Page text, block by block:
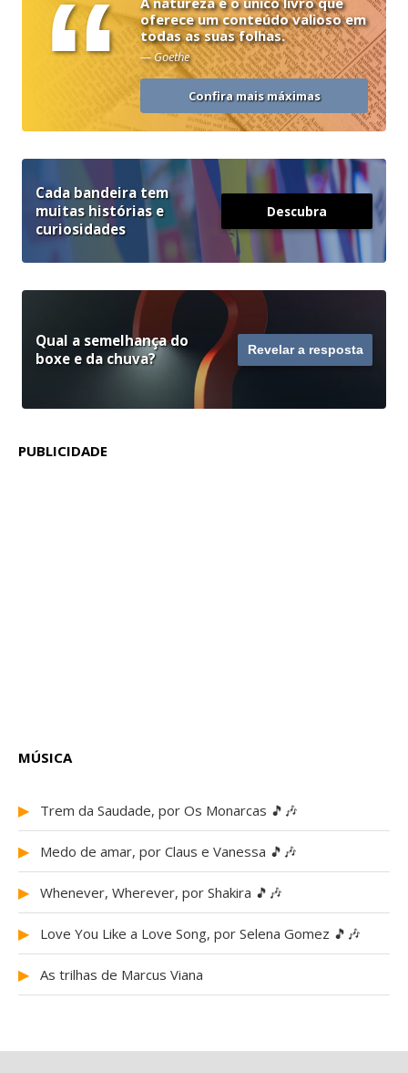
“
oferece um conteúdo valioso em
todas as suas folhas.
— Goethe
Confira mais máximas
Cada bandeira tem
muitas histórias e
curiosidades
Descubra
Qual a semelhança do
boxe e da chuva?
Revelar a resposta
PUBLICIDADE
MÚSICA
▶ Trem da Saudade, por Os Monarcas 🎵🎶
▶ Medo de amar, por Claus e Vanessa 🎵🎶
▶ Whenever, Wherever, por Shakira 🎵🎶
▶ Love You Like a Love Song, por Selena Gomez 🎵🎶
▶ As trilhas de Marcus Viana